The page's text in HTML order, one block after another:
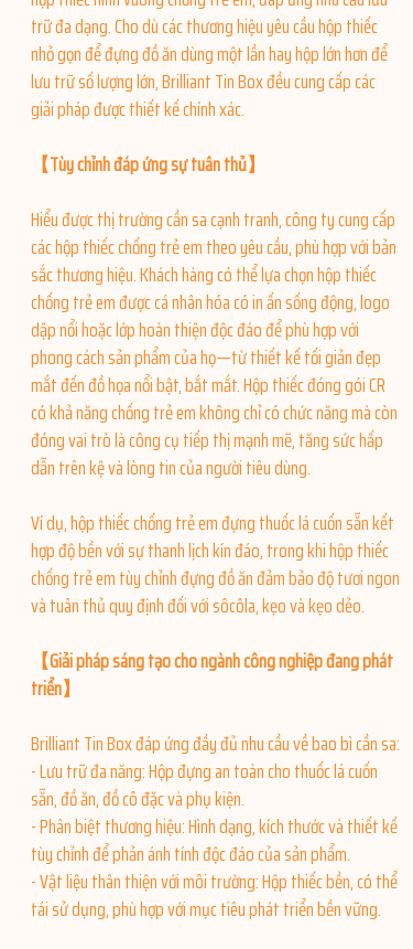
trữ đa dạng. Cho dù các thương hiệu yêu cầu hộp thiếc
nhỏ gọn để đựng đồ ăn dùng một lần hay hộp lớn hơn để
lưu trữ số lượng lớn, Brilliant Tin Box đều cung cấp các
giải pháp được thiết kế chính xác.
【Tùy chỉnh đáp ứng sự tuân thủ】
Hiểu được thị trường cần sa cạnh tranh, công ty cung cấp
các hộp thiếc chống trẻ em theo yêu cầu, phù hợp với bản
sắc thương hiệu. Khách hàng có thể lựa chọn hộp thiếc
chống trẻ em được cá nhân hóa có in ấn sống động, logo
dập nổi hoặc lớp hoàn thiện độc đáo để phù hợp với
phong cách sản phẩm của họ—từ thiết kế tối giản đẹp
mắt đến đồ họa nổi bật, bắt mắt. Hộp thiếc đóng gói CR
có khả năng chống trẻ em không chỉ có chức năng mà còn
đóng vai trò là công cụ tiếp thị mạnh mẽ, tăng sức hấp
dẫn trên kệ và lòng tin của người tiêu dùng.
Ví dụ, hộp thiếc chống trẻ em đựng thuốc lá cuốn sẵn kết
hợp độ bền với sự thanh lịch kín đáo, trong khi hộp thiếc
chống trẻ em tùy chỉnh đựng đồ ăn đảm bảo độ tươi ngon
và tuân thủ quy định đối với sôcôla, kẹo và kẹo dẻo.
【Giải pháp sáng tạo cho ngành công nghiệp đang phát
triển】
Brilliant Tin Box đáp ứng đầy đủ nhu cầu về bao bì cần sa:
- Lưu trữ đa năng: Hộp đựng an toàn cho thuốc lá cuốn
sẵn, đồ ăn, đồ cô đặc và phụ kiện.
- Phân biệt thương hiệu: Hình dạng, kích thước và thiết kế
tùy chỉnh để phản ánh tính độc đáo của sản phẩm.
- Vật liệu thân thiện với môi trường: Hộp thiếc bền, có thể
tái sử dụng, phù hợp với mục tiêu phát triển bền vững.